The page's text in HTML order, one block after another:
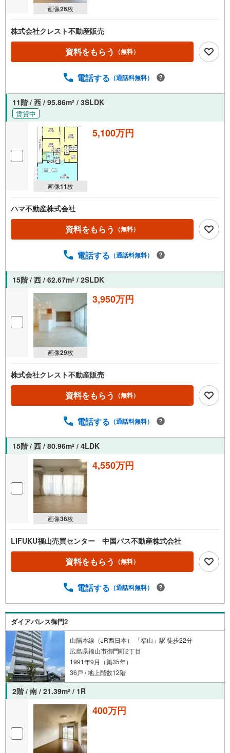
画像26枚
株式会社クレスト不動産販売
資料をもらう （無料）
電話する （通話料無料）
11階 / 西 / 95.86m2 / 3SLDK
賃貸中
画像11枚
5,100万円
ハマ不動産株式会社
資料をもらう （無料）
電話する （通話料無料）
15階 / 西 / 62.67m2 / 2SLDK
画像29枚
3,950万円
株式会社クレスト不動産販売
資料をもらう （無料）
電話する （通話料無料）
15階 / 西 / 80.96m2 / 4LDK
画像36枚
4,550万円
LIFUKU福山売買センター 中国バス不動産株式会社
資料をもらう （無料）
電話する （通話料無料）
ダイアパレス御門2
山陽本線（JR西日本） 「福山」駅 徒歩22分
広島県福山市御門町2丁目
1991年9月（築35年）
36戸 / 地上階数12階
2階 / 南 / 21.39m2 / 1R
400万円